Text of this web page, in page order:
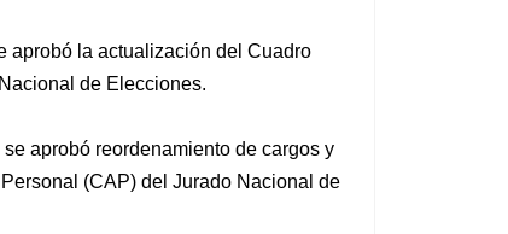
aprobó la actualización del Cuadro
de Elecciones.
aprobó reordenamiento de cargos y
(CAP) del Jurado Nacional de